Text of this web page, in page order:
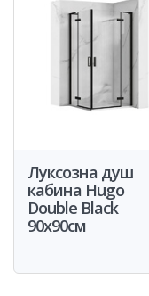
Луксозна душ
кабина Hugo
Double Black
90x90см